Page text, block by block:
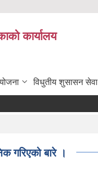
कार्यालय
विधुतीय शुसासन सेवा
गरिएको बारे ।